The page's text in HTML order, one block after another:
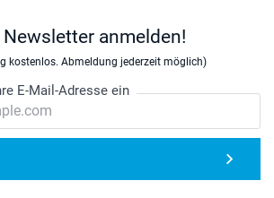
anmelden!
kostenlos. Abmeldung jederzeit möglich)
E-Mail-Adresse ein